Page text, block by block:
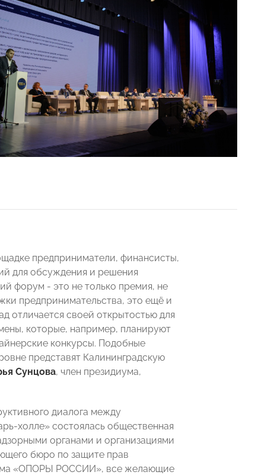
предприниматели, финансисты,
для обсуждения и решения
форум - это не только премия, не
предпринимательства, это ещё и
отличается своей открытостью для
которые, например, планируют
конкурсы. Подобные
представят Калининградскую
Сунцова, член президиума,
диалога между
холле» состоялась общественная
органами и организациями
бюро по защите прав
«ОПОРЫ РОССИИ», все желающие